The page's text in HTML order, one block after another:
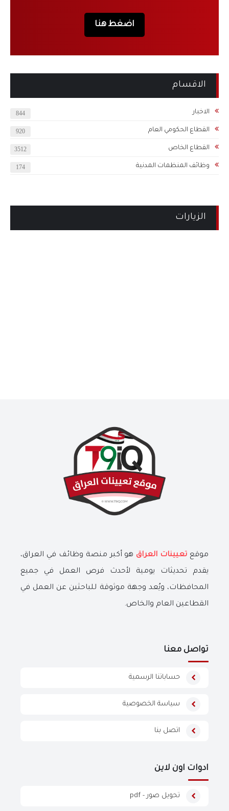
اضغط هنا
الاقسام
الاخبار 844
القطاع الحكومي العام 920
القطاع الخاص 3512
وظائف المنظمات المدنية 174
الزيارات
موقع تعيينات العراق هو أكبر منصة وظائف في العراق،
يقدم تحديثات يومية لأحدث فرص العمل في جميع
المحافظات، ويُعد وجهة موثوقة للباحثين عن العمل في
القطاعين العام والخاص.
تواصل معنا
حساباتنا الرسمية
سياسة الخصوصية
اتصل بنا
ادوات اون لاين
تحويل صور - pdf